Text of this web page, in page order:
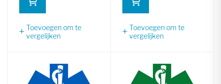
Toevoegen om te
vergelijken
Toevoegen om te
vergelijken